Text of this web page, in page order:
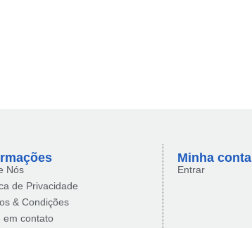
Nós
de Privacidade
& Condições
em contato
Minha conta​
Entrar